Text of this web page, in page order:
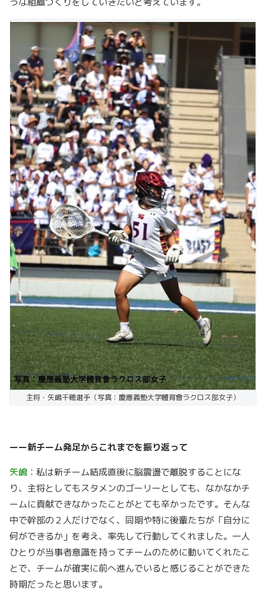
主将・矢嶋千穂選手（写真：慶應義塾大学體育會ラクロス部女子）
ーー新チーム発足からこれまでを振り返って
矢嶋 ：私は新チーム結成直後に脳震盪で離脱することにな
り、主将としてもスタメンのゴーリーとしても、なかなかチ
ームに貢献できなかったことがとても辛かったです。そんな
中で幹部の２人だけでなく、同期や特に後輩たちが「自分に
何ができるか」を考え、率先して行動してくれました。一人
ひとりが当事者意識を持ってチームのために動いてくれたこ
とで、チームが確実に前へ進んでいると感じることができた
時期だったと思います。